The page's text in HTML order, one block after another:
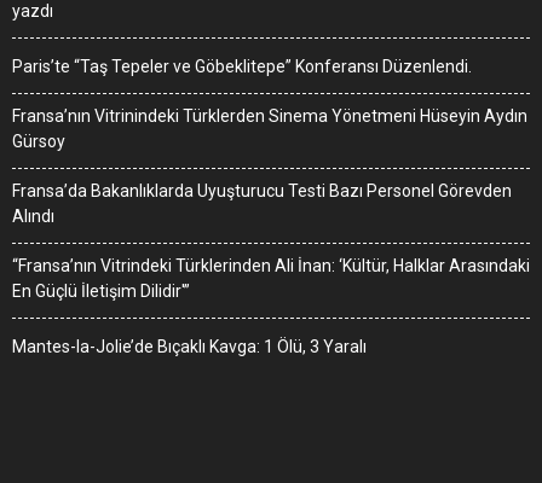
yazdı
Paris’te “Taş Tepeler ve Göbeklitepe” Konferansı Düzenlendi.
Fransa’nın Vitrinindeki Türklerden Sinema Yönetmeni Hüseyin Aydın
Gürsoy
Fransa’da Bakanlıklarda Uyuşturucu Testi Bazı Personel Görevden
Alındı
“Fransa’nın Vitrindeki Türklerinden Ali İnan: ‘Kültür, Halklar Arasındaki
En Güçlü İletişim Dilidir'”
Mantes-la-Jolie’de Bıçaklı Kavga: 1 Ölü, 3 Yaralı